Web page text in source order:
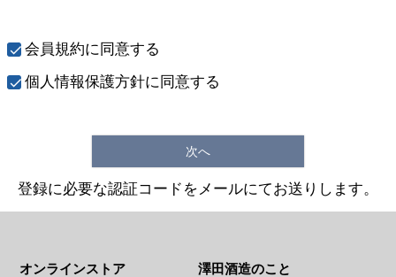
会員規約に同意する
個人情報保護方針に同意する
次へ
登録に必要な認証コードをメールにてお送りします。
オンラインストア 澤田酒造のこと